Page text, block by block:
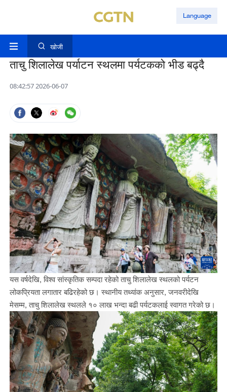
Language
खोजी
ताचु शिलालेख पर्याटन स्थलमा पर्यटकको भीड बढ्दै
08:42:57 2026-06-07
यस वर्षदेखि, विश्व सांस्कृतिक सम्पदा रहेको ताचु शिलालेख स्थलको पर्यटन
लोकप्रियता लगातार बढिरहेको छ। स्थानीय तथ्यांक अनुसार, जनवरीदेखि
मेसम्म, ताचु शिलालेख स्थलले १० लाख भन्दा बढी पर्यटकलाई स्वागत गरेको छ।